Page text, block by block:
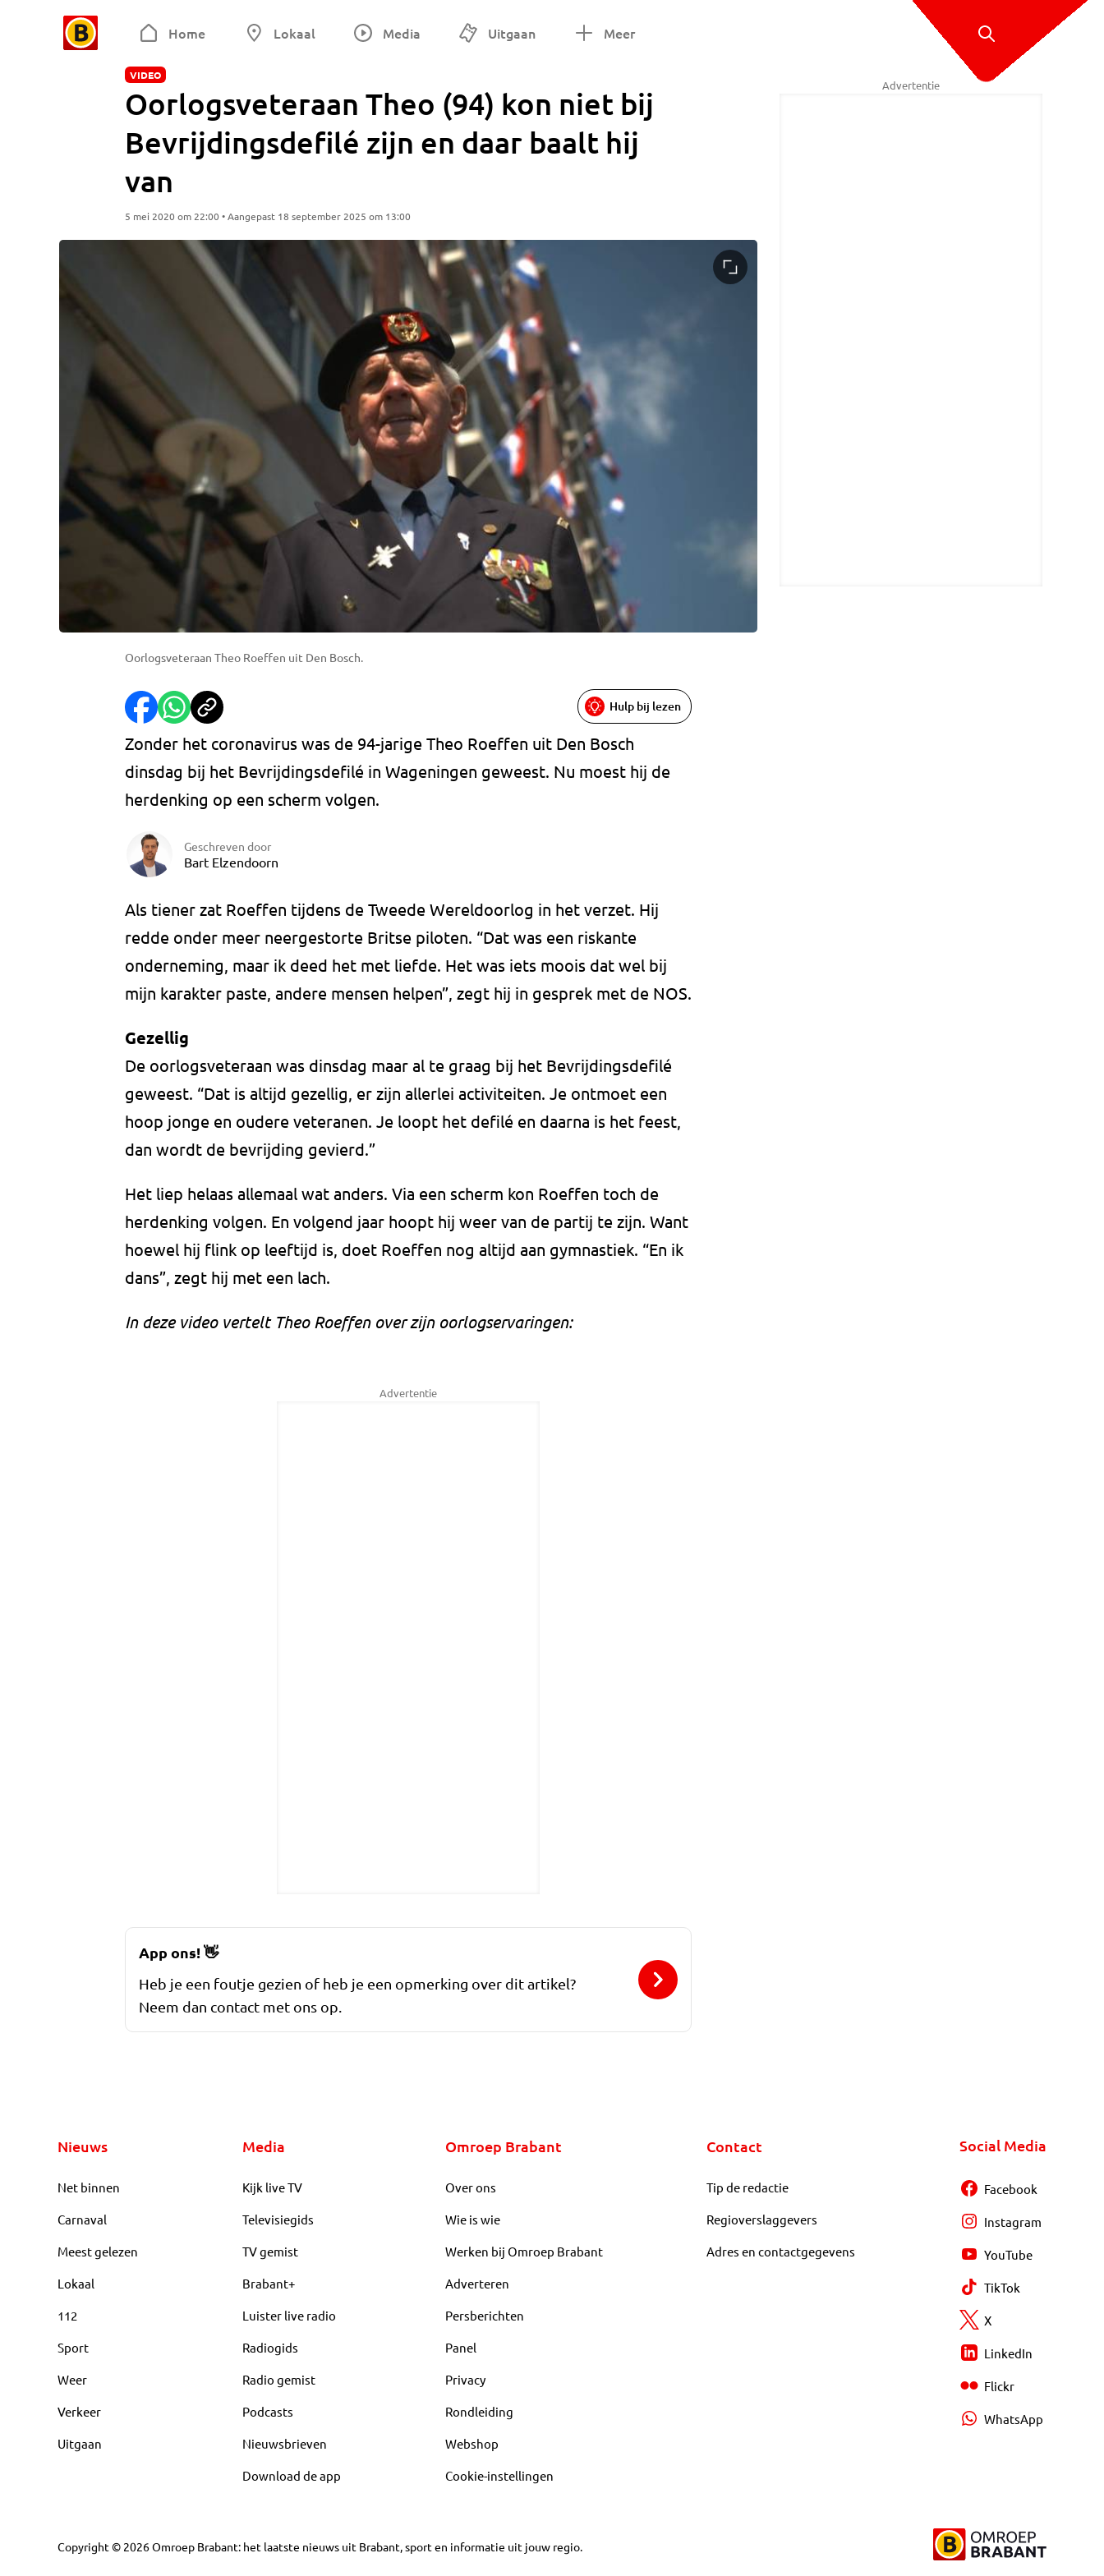
Home Lokaal Media Uitgaan Meer
VIDEO
Oorlogsveteraan Theo (94) kon niet bij
Bevrijdingsdefilé zijn en daar baalt hij
van
5 mei 2020 om 22:00 • Aangepast 18 september 2025 om 13:00
Oorlogsveteraan Theo Roeffen uit Den Bosch.
Hulp bij lezen
Zonder het coronavirus was de 94-jarige Theo Roeffen uit Den Bosch
dinsdag bij het Bevrijdingsdefilé in Wageningen geweest. Nu moest hij de
herdenking op een scherm volgen.
Geschreven door
Bart Elzendoorn
Als tiener zat Roeffen tijdens de Tweede Wereldoorlog in het verzet. Hij
redde onder meer neergestorte Britse piloten. “Dat was een riskante
onderneming, maar ik deed het met liefde. Het was iets moois dat wel bij
mijn karakter paste, andere mensen helpen”, zegt hij in gesprek met de NOS.
Gezellig
De oorlogsveteraan was dinsdag maar al te graag bij het Bevrijdingsdefilé
geweest. “Dat is altijd gezellig, er zijn allerlei activiteiten. Je ontmoet een
hoop jonge en oudere veteranen. Je loopt het defilé en daarna is het feest,
dan wordt de bevrijding gevierd.”
Het liep helaas allemaal wat anders. Via een scherm kon Roeffen toch de
herdenking volgen. En volgend jaar hoopt hij weer van de partij te zijn. Want
hoewel hij flink op leeftijd is, doet Roeffen nog altijd aan gymnastiek. “En ik
dans”, zegt hij met een lach.
In deze video vertelt Theo Roeffen over zijn oorlogservaringen:
Advertentie
Advertentie
App ons!👋
Heb je een foutje gezien of heb je een opmerking over dit artikel?
Neem dan contact met ons op.
Nieuws
Net binnen
Carnaval
Meest gelezen
Lokaal
112
Sport
Weer
Verkeer
Uitgaan
Media
Kijk live TV
Televisiegids
TV gemist
Brabant+
Luister live radio
Radiogids
Radio gemist
Podcasts
Nieuwsbrieven
Download de app
Omroep Brabant
Over ons
Wie is wie
Werken bij Omroep Brabant
Adverteren
Persberichten
Panel
Privacy
Rondleiding
Webshop
Cookie-instellingen
Contact
Tip de redactie
Regioverslaggevers
Adres en contactgegevens
Social Media
Facebook
Instagram
YouTube
TikTok
X
LinkedIn
Flickr
WhatsApp
Copyright © 2026Omroep Brabant: het laatste nieuws uit Brabant, sport en informatie uit jouw regio.